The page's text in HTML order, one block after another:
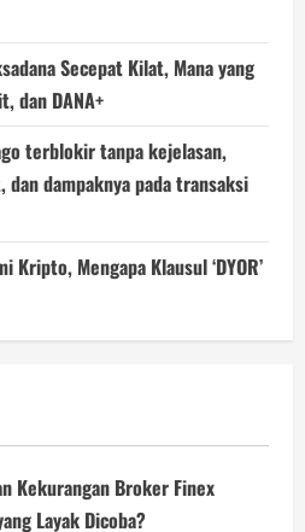
Secepat Kilat, Mana yang
dan DANA+
terblokir tanpa kejelasan,
dan dampaknya pada transaksi
Kripto, Mengapa Klausul ‘DYOR’
Kekurangan Broker Finex
Layak Dicoba?